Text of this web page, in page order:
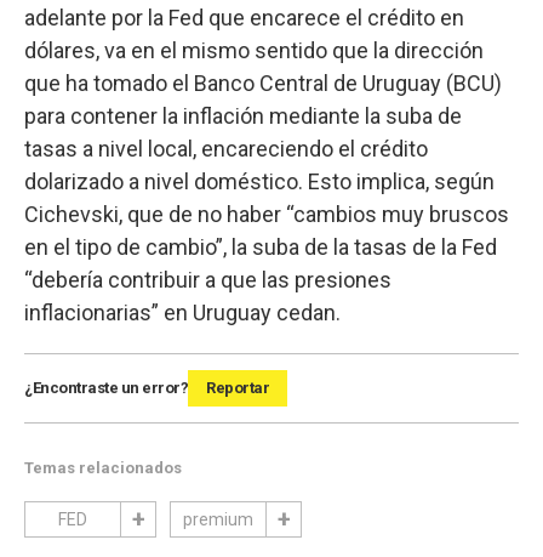
adelante por la Fed que encarece el crédito en
dólares, va en el mismo sentido que la dirección
que ha tomado el Banco Central de Uruguay (BCU)
para contener la inflación mediante la suba de
tasas a nivel local, encareciendo el crédito
dolarizado a nivel doméstico. Esto implica, según
Cichevski, que de no haber “cambios muy bruscos
en el tipo de cambio”, la suba de la tasas de la Fed
“debería contribuir a que las presiones
inflacionarias” en Uruguay cedan.
¿Encontraste un error? Reportar
Temas relacionados
FED premium